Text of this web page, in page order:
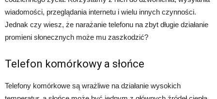
wiadomości, przeglądania internetu i wielu innych czynności.
Jednak czy wiesz, że narażanie telefonu na zbyt długie działanie
promieni słonecznych może mu zaszkodzić?
Telefon komórkowy a słońce
Telefony komórkowe są wrażliwe na działanie wysokich